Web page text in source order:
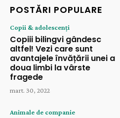
POSTĂRI POPULARE
Copii & adolescenți
Copiii bilingvi gândesc
altfel! Vezi care sunt
avantajele învățării unei a
doua limbi la vârste
fragede
mart. 30, 2022
Animale de companie